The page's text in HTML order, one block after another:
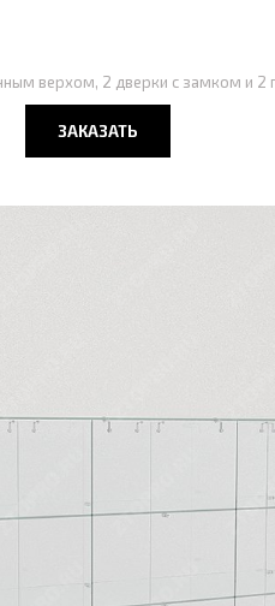
верхом, 2 дверки с замком и 2
ЗАКАЗАТЬ